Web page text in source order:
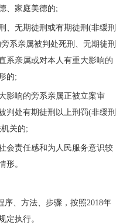
、家庭美德的;
无期徒刑或有期徒刑(非缓刑
系亲属被判处死刑、无期徒刑
系亲属或对本人有重大影响的
的;
响的旁系亲属正被立案审
判处有期徒刑以上刑罚(非缓刑
关的;
责任感和为人民服务意识较
形。
、方法、步骤，按照2018年
定执行。